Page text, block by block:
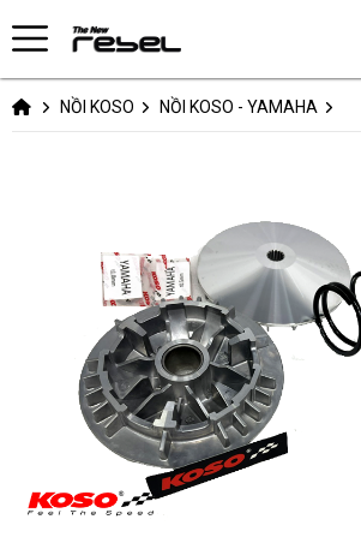
NỒI KOSO NỒI KOSO - YAMAHA